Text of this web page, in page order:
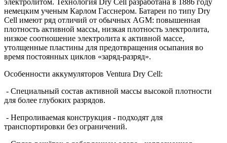
немецким ученым Карлом Гасснером. Батареи по типу Dry
Cell имеют ряд отличий от обычных AGM: повышенная
плотность активной массы, низкая плотность электролита,
низкое соотношение электролита к активной массе,
утолщенные пластины для предотвращения осыпания во
время постоянных циклов «заряд-разряд».
Особенности аккумуляторов Ventura Dry Cell:
- Специальный состав активной массы высокой плотности
для более глубоких разрядов.
- Непроливаемая конструкция - подходят для
транспортировки без ограничений.